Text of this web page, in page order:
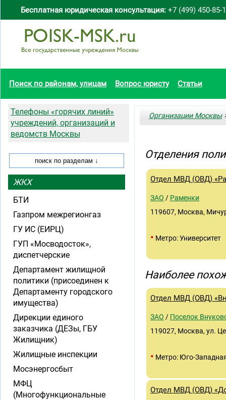
Бесплатная юридическая консультация: +7 (499) 450-85-
Поиск по районам, улицам Вопрос юристу Статьи
Организации Москвы
Отделения
Отдел МВД (ОВД)
ЗАО / Раменки
119607, Москва,
• Метро: Университет
Наиболее
Отдел МВД (ОВД)
ЗАО / Поселок
119027, Москва, ул.
• Метро: Юго-
Отдел МВД (ОВД)
Телефоны «горячих линий»
учреждений, организаций и
ведомств Москвы
ЖКХ
БТИ
Газпром межрегионгаз
ГУ ИС (ЕИРЦ)
ГУП «Мосводосток»,
диспетчерские
Департамент жилищной
политики (присоединен к
Департаменту городского
имущества)
Дирекции единого
заказчика (ДЕЗы, ГБУ
Жилищник)
Жилищные инспекции
Мосэнергосбыт
МФЦ
(Многофункциональные